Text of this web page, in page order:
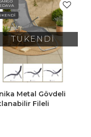
BEDAVA
TÜKENDİ
TÜKENDİ
İronika Metal Gövdeli
Katlanabilir Fileli